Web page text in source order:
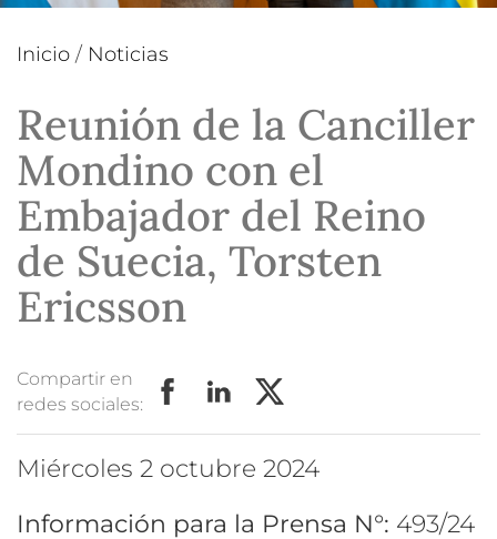
Inicio / Noticias
Reunión de la Canciller
Mondino con el
Embajador del Reino
de Suecia, Torsten
Ericsson
Compartir en
redes sociales:
miércoles 2 octubre 2024
Información para la Prensa N°: 493/24